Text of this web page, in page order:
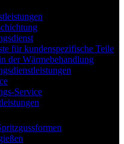
für kundenspezifische Teile
der Wärmebehandlung
Service